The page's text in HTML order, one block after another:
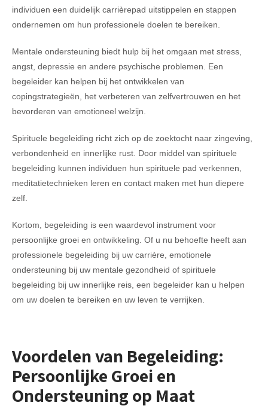
individuen een duidelijk carrièrepad uitstippelen en stappen
ondernemen om hun professionele doelen te bereiken.
Mentale ondersteuning biedt hulp bij het omgaan met stress,
angst, depressie en andere psychische problemen. Een
begeleider kan helpen bij het ontwikkelen van
copingstrategieën, het verbeteren van zelfvertrouwen en het
bevorderen van emotioneel welzijn.
Spirituele begeleiding richt zich op de zoektocht naar zingeving,
verbondenheid en innerlijke rust. Door middel van spirituele
begeleiding kunnen individuen hun spirituele pad verkennen,
meditatietechnieken leren en contact maken met hun diepere
zelf.
Kortom, begeleiding is een waardevol instrument voor
persoonlijke groei en ontwikkeling. Of u nu behoefte heeft aan
professionele begeleiding bij uw carrière, emotionele
ondersteuning bij uw mentale gezondheid of spirituele
begeleiding bij uw innerlijke reis, een begeleider kan u helpen
om uw doelen te bereiken en uw leven te verrijken.
Voordelen van Begeleiding:
Persoonlijke Groei en
Ondersteuning op Maat